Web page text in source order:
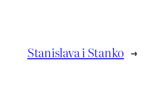
Stanislava i Stanko →